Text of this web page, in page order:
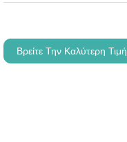
Βρείτε Την Καλύτερη Τιμή